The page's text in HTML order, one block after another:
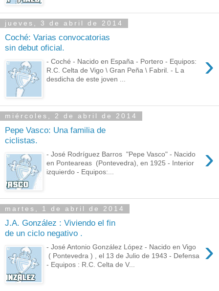
jueves, 3 de abril de 2014
Coché: Varias convocatorias
sin debut oficial.
›
- Coché - Nacido en España - Portero - Equipos:
R.C. Celta de Vigo \ Gran Peña \ Fabril. - L a
desdicha de este joven ...
miércoles, 2 de abril de 2014
Pepe Vasco: Una familia de
ciclistas.
›
- José Rodríguez Barros "Pepe Vasco" - Nacido
en Ponteareas (Pontevedra), en 1925 - Interior
izquierdo - Equipos:...
martes, 1 de abril de 2014
J.A. González : Viviendo el fin
de un ciclo negativo .
›
- José Antonio González López - Nacido en Vigo
( Pontevedra ) , el 13 de Julio de 1943 - Defensa
- Equipos : R.C. Celta de V...